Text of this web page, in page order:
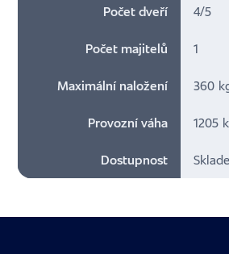
Počet dveří 4/5
Počet majitelů 1
Maximální naložení 360
Provozní váha 1205
Dostupnost